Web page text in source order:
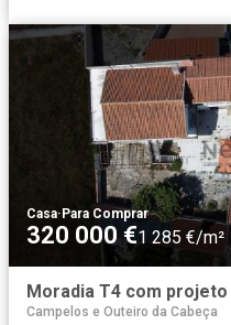
Casa·Para Comprar
320 000 €1 285 €/m²
Moradia T4 com projeto
Campelos e Outeiro da Cabeça